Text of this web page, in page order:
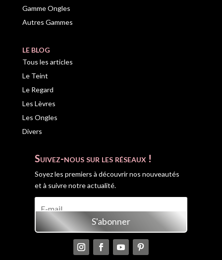
Gamme Ongles
Autres Gammes
LE BLOG
Tous les articles
Le Teint
Le Regard
Les Lèvres
Les Ongles
Divers
Suivez-nous sur les réseaux !
Soyez les premiers à découvrir nos nouveautés
et à suivre notre actualité.
S'abonner